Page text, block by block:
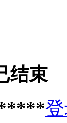
结束